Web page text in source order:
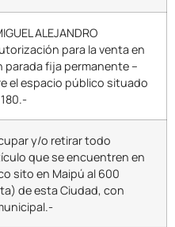
ALEJANDRO
para la venta en
parada fija permanente –
el espacio público situado
y/o retirar todo
que se encuentren en
sito en Maipú al 600
de esta Ciudad, con